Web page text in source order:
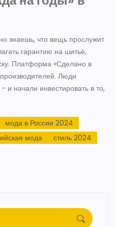
знаешь, что вещь прослужит
гарантию на шитьё,
Платформа «Сделано в
Люди
и начали инвестировать в то,
мода в России 2024
мода стиль 2024